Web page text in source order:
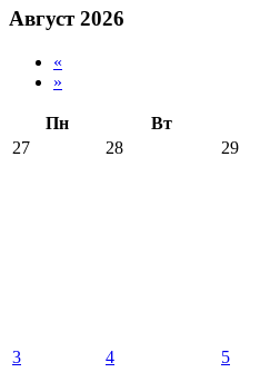
Август 2026
«
»
Пн Вт
27
28 29
3 4 5